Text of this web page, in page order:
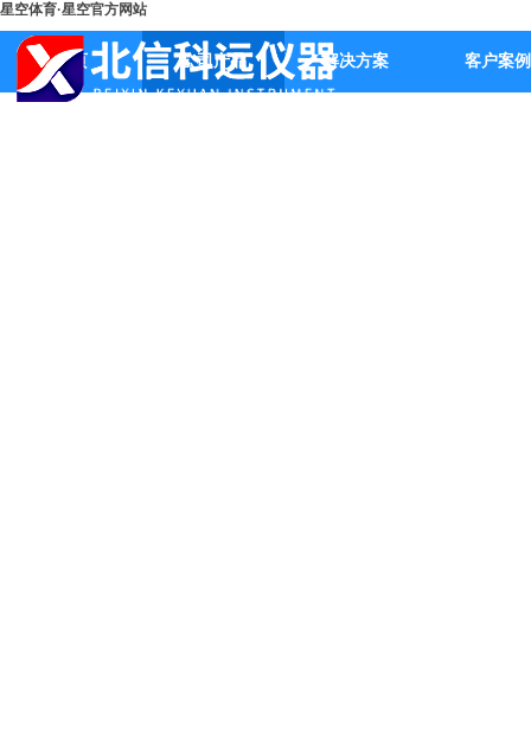
星空体育·星空官方网站
首页 公司产品 解决方案 客户案例